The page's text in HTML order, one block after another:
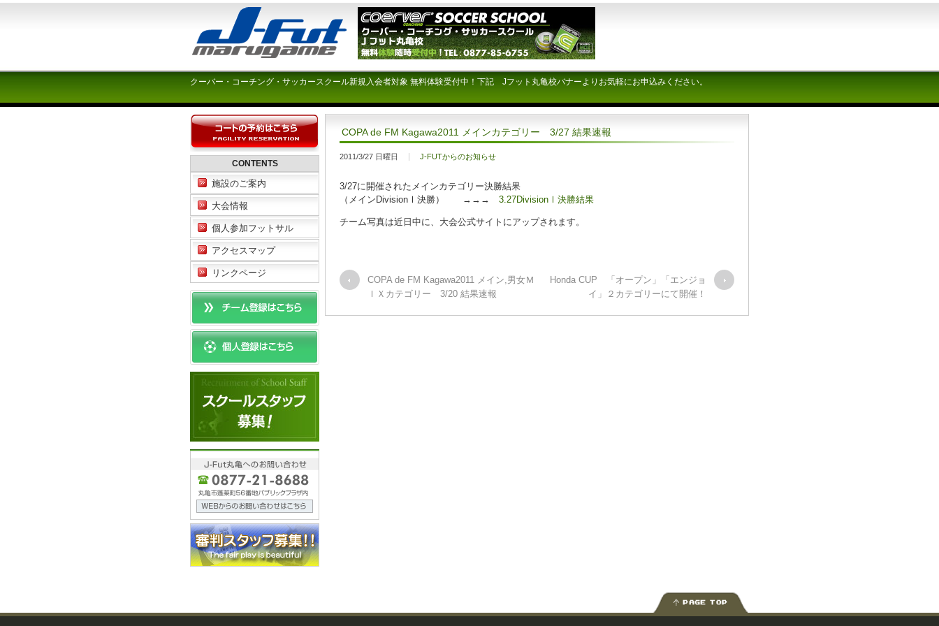
クーバー・コーチング・サッカースクール新規入会者対象 無料体験受付中！下記 Jフット丸亀校バナーよりお気軽にお申込みください。
COPA de FM Kagawa2011 メインカテゴリー 3/27 結果速報
2011/3/27 日曜日 J-FUTからのお知らせ
3/27に開催されたメインカテゴリー決勝結果
（メインDivisionⅠ決勝） →→→ 3.27DivisionⅠ決勝結果
チーム写真は近日中に、大会公式サイトにアップされます。
COPA de FM Kagawa2011 メイン,男女Ｍ
ＩＸカテゴリー 3/20 結果速報
Honda CUP 「オープン」「エンジョ
イ」２カテゴリーにて開催！
CONTENTS
施設のご案内
大会情報
個人参加フットサル
アクセスマップ
リンクページ